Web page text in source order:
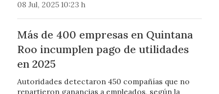
08 Jul, 2025 10:23 h
Más de 400 empresas en Quintana
Roo incumplen pago de utilidades
en 2025
Autoridades detectaron 450 compañías que no
repartieron ganancias a empleados, según la